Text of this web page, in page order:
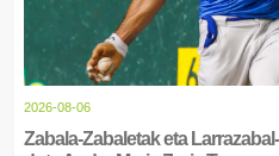
2026-08-06
Zabala-Zabaletak eta